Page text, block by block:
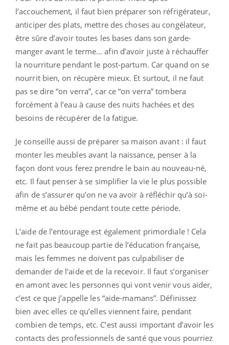
l’accouchement, il faut bien préparer son réfrigérateur,
anticiper des plats, mettre des choses au congélateur,
être sûre d’avoir toutes les bases dans son garde-
manger avant le terme… afin d’avoir juste à réchauffer
la nourriture pendant le post-partum. Car quand on se
nourrit bien, on récupère mieux. Et surtout, il ne faut
pas se dire “on verra”, car ce “on verra” tombera
forcément à l’eau à cause des nuits hachées et des
besoins de récupérer de la fatigue.
Je conseille aussi de préparer sa maison avant : il faut
monter les meubles avant la naissance, penser à la
façon dont vous ferez prendre le bain au nouveau-né,
etc. Il faut penser à se simplifier la vie le plus possible
afin de s’assurer qu’on ne va avoir à réfléchir qu’à soi-
même et au bébé pendant toute cette période.
L’aide de l’entourage est également primordiale ! Cela
ne fait pas beaucoup partie de l’éducation française,
mais les femmes ne doivent pas culpabiliser de
demander de l’aide et de la recevoir. Il faut s’organiser
en amont avec les personnes qui vont venir vous aider,
c’est ce que j’appelle les “aide-mamans”. Définissez
bien avec elles ce qu’elles viennent faire, pendant
combien de temps, etc. C’est aussi important d’avoir les
contacts des professionnels de santé que vous pourriez